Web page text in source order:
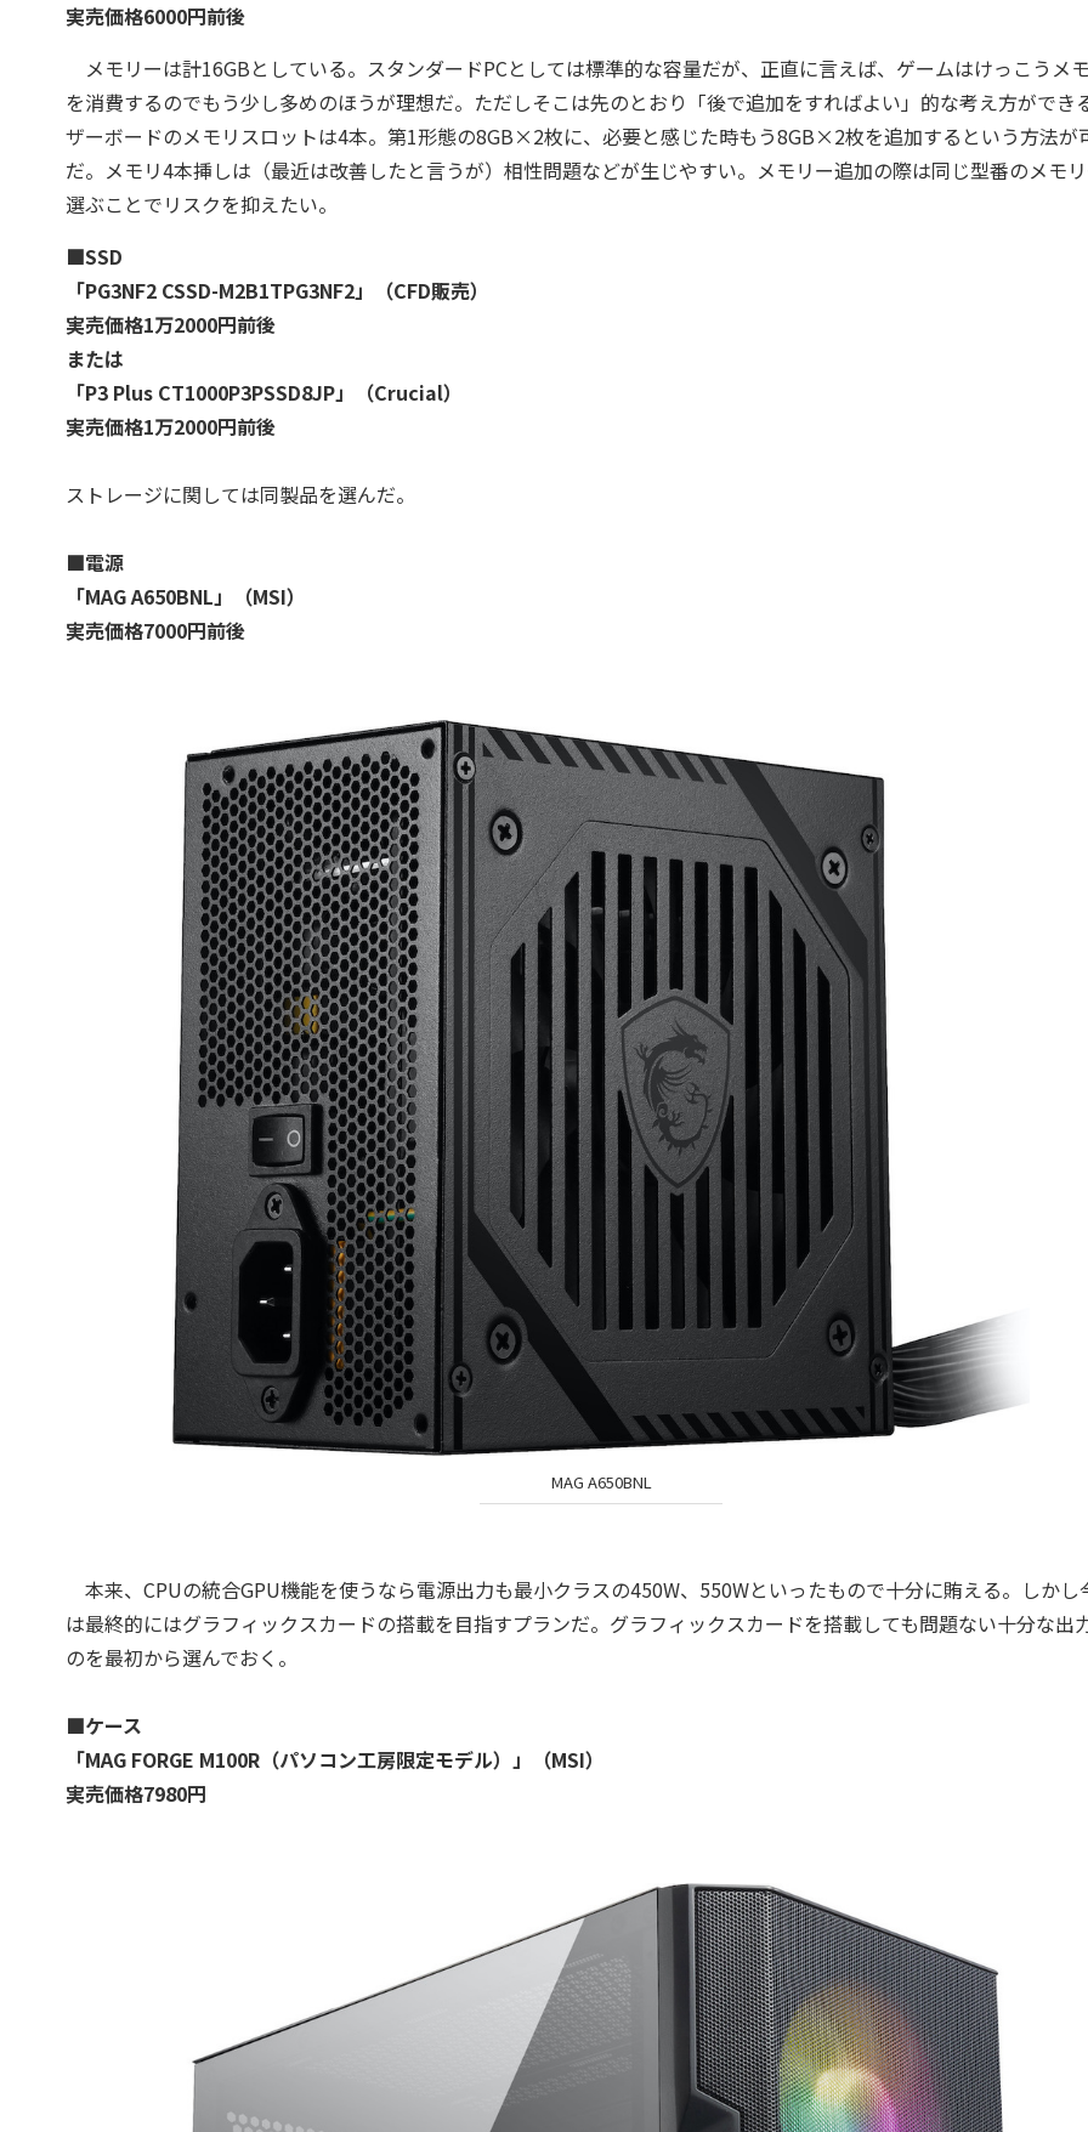
実売価格6000円前後
メモリーは計16GBとしている。スタンダードPCとしては標準的な容量だが、正直に言えば、ゲームはけっこうメ
を消費するのでもう少し多めのほうが理想だ。ただしそこは先のとおり「後で追加をすればよい」的な考え方ができ
ザーボードのメモリスロットは4本。第1形態の8GB×2枚に、必要と感じた時もう8GB×2枚を追加するという方法が
だ。メモリ4本挿しは（最近は改善したと言うが）相性問題などが生じやすい。メモリー追加の際は同じ型番のメモ
選ぶことでリスクを抑えたい。
■SSD
「PG3NF2 CSSD-M2B1TPG3NF2」（CFD販売）
実売価格1万2000円前後
または
「P3 Plus CT1000P3PSSD8JP」（Crucial）
実売価格1万2000円前後
ストレージに関しては同製品を選んだ。
■電源
「MAG A650BNL」（MSI）
実売価格7000円前後
MAG A650BNL
本来、CPUの統合GPU機能を使うなら電源出力も最小クラスの450W、550Wといったもので十分に賄える。しかし
は最終的にはグラフィックスカードの搭載を目指すプランだ。グラフィックスカードを搭載しても問題ない十分な出
のを最初から選んでおく。
■ケース
「MAG FORGE M100R（パソコン工房限定モデル）」（MSI）
実売価格7980円